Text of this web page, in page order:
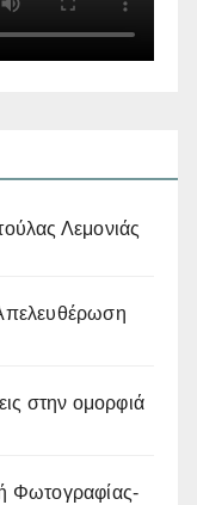
Λεμονιάς
στην ομορφιά
Φωτογραφίας-